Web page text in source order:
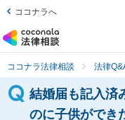
ココナラへ
ココナラ法律相談 法律
結婚届も記入済
のに子供ができ